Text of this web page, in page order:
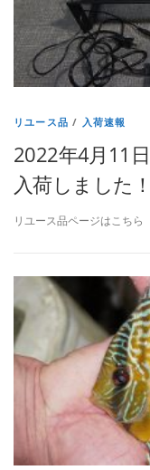
リユース品 / 入荷速報
2022年4月11
入荷しました！
リユース品ページはこちら